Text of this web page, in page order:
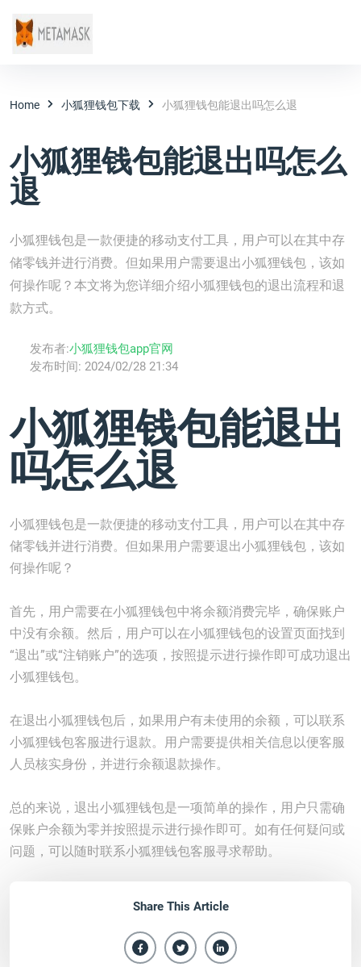
Home 小狐狸钱包下载 小狐狸钱包能退出吗怎么退
小狐狸钱包能退出吗怎么
退
小狐狸钱包是一款便捷的移动支付工具，用户可以在其中存
储零钱并进行消费。但如果用户需要退出小狐狸钱包，该如
何操作呢？本文将为您详细介绍小狐狸钱包的退出流程和退
款方式。
发布者:小狐狸钱包app官网
发布时间: 2024/02/28 21:34
小狐狸钱包能退出
吗怎么退
小狐狸钱包是一款便捷的移动支付工具，用户可以在其中存
储零钱并进行消费。但如果用户需要退出小狐狸钱包，该如
何操作呢？
首先，用户需要在小狐狸钱包中将余额消费完毕，确保账户
中没有余额。然后，用户可以在小狐狸钱包的设置页面找到
“退出”或“注销账户”的选项，按照提示进行操作即可成功退出
小狐狸钱包。
在退出小狐狸钱包后，如果用户有未使用的余额，可以联系
小狐狸钱包客服进行退款。用户需要提供相关信息以便客服
人员核实身份，并进行余额退款操作。
总的来说，退出小狐狸钱包是一项简单的操作，用户只需确
保账户余额为零并按照提示进行操作即可。如有任何疑问或
问题，可以随时联系小狐狸钱包客服寻求帮助。
Share This Article